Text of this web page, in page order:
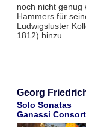
noch nicht genug
Hammers für
Ludwigsluster
1812) hinzu.
Georg
Solo Sonatas
Ganassi